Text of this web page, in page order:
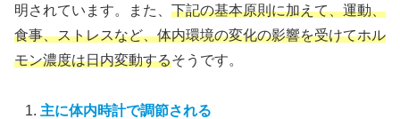
明されています。また、 下記の基本原則に加えて、運動、
食事、ストレスなど、体内環境の変化の影響を受けてホル
モン濃度は日内変動するそうです。
主に体内時計で調節される